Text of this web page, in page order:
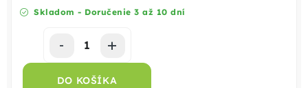
Skladom - Doručenie 3 až 10 dní
DO KOŠÍKA